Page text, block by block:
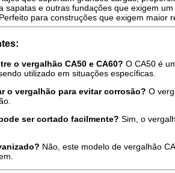
sapatas e outras fundações que exigem
Perfeito para construções que exigem maior
o vergalhão CA50 e CA60? O CA50 é
utilizado em situações específicas.
o vergalhão para evitar corrosão? O
ser cortado facilmente? Sim, o
Não, este modelo de vergalhão